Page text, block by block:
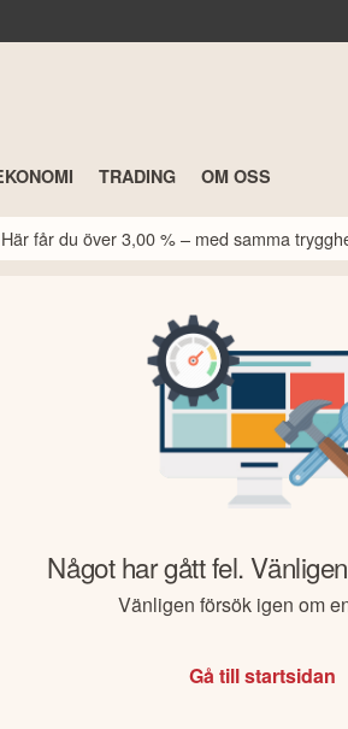
TRADING OM OSS
får du över 3,00 % – med samma
Något har gått fel.
Vänligen försök igen om
Gå till startsidan